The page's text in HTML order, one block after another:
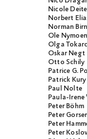
Nicole
Norbert
Norman
Ole Nymoen
Olga
Oskar Negt
Otto Schily
Patrice G.
Patrick Kury
Paul Nolte
Paula-Irene
Peter Böhm
Peter
Peter
Peter